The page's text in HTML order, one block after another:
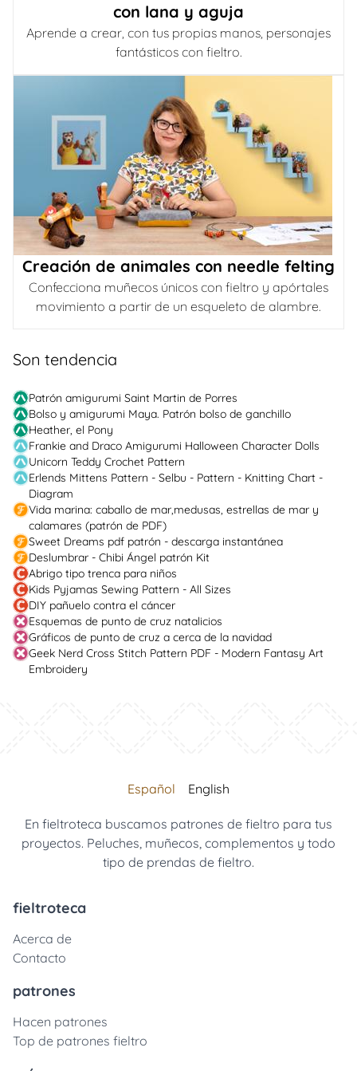
con lana y aguja
Aprende a crear, con tus propias manos, personajes
fantásticos con fieltro.
Creación de animales con needle felting
Confecciona muñecos únicos con fieltro y apórtales
movimiento a partir de un esqueleto de alambre.
Son tendencia
Patrón amigurumi Saint Martin de Porres
Bolso y amigurumi Maya. Patrón bolso de ganchillo
Heather, el Pony
Frankie and Draco Amigurumi Halloween Character Dolls
Unicorn Teddy Crochet Pattern
Erlends Mittens Pattern - Selbu - Pattern - Knitting Chart -
Diagram
Vida marina: caballo de mar,medusas, estrellas de mar y
calamares (patrón de PDF)
Sweet Dreams pdf patrón - descarga instantánea
Deslumbrar - Chibi Ángel patrón Kit
Abrigo tipo trenca para niños
Kids Pyjamas Sewing Pattern - All Sizes
DIY pañuelo contra el cáncer
Esquemas de punto de cruz natalicios
Gráficos de punto de cruz a cerca de la navidad
Geek Nerd Cross Stitch Pattern PDF - Modern Fantasy Art
Embroidery
Español English
En fieltroteca buscamos patrones de fieltro para tus
proyectos. Peluches, muñecos, complementos y todo
tipo de prendas de fieltro.
fieltroteca
Acerca de
Contacto
patrones
Hacen patrones
Top de patrones fieltro